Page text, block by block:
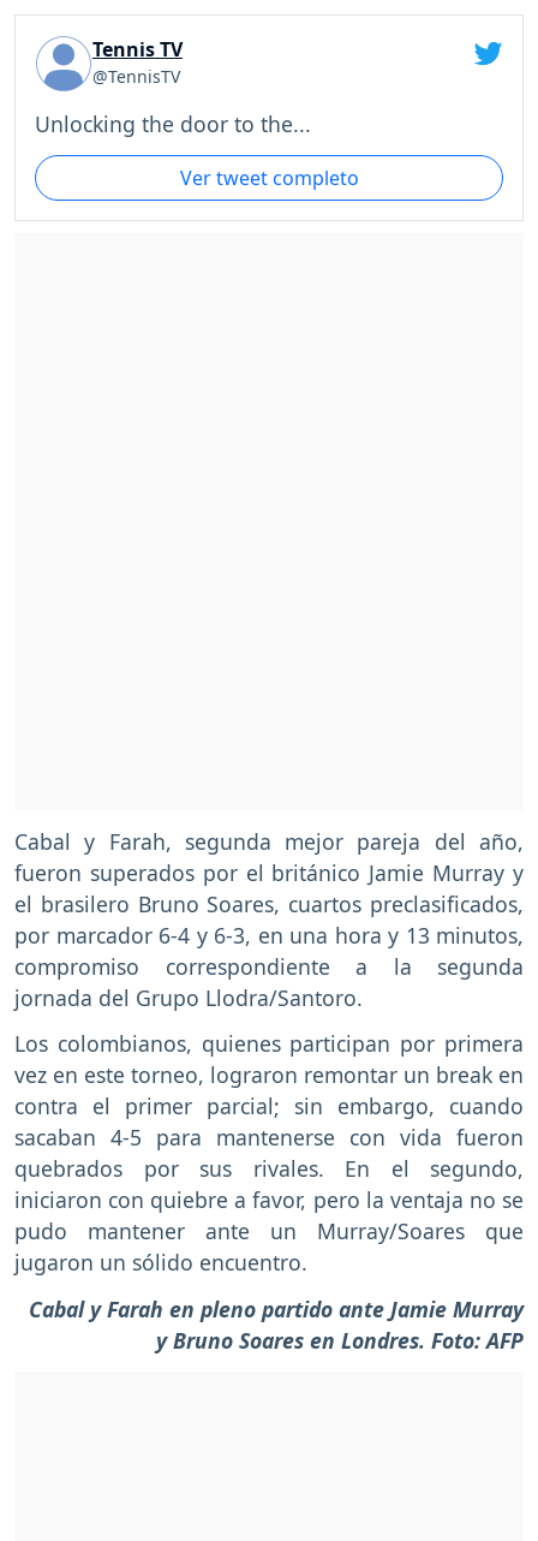
Tennis TV
@TennisTV
Unlocking the door to the...
Ver tweet completo
Cabal y Farah, segunda mejor pareja del año,
fueron superados por el británico Jamie Murray y
el brasilero Bruno Soares, cuartos preclasificados,
por marcador 6-4 y 6-3, en una hora y 13 minutos,
compromiso correspondiente a la segunda
jornada del Grupo Llodra/Santoro.
Los colombianos, quienes participan por primera
vez en este torneo, lograron remontar un break en
contra el primer parcial; sin embargo, cuando
sacaban 4-5 para mantenerse con vida fueron
quebrados por sus rivales. En el segundo,
iniciaron con quiebre a favor, pero la ventaja no se
pudo mantener ante un Murray/Soares que
jugaron un sólido encuentro.
Cabal y Farah en pleno partido ante Jamie Murray
y Bruno Soares en Londres. Foto: AFP